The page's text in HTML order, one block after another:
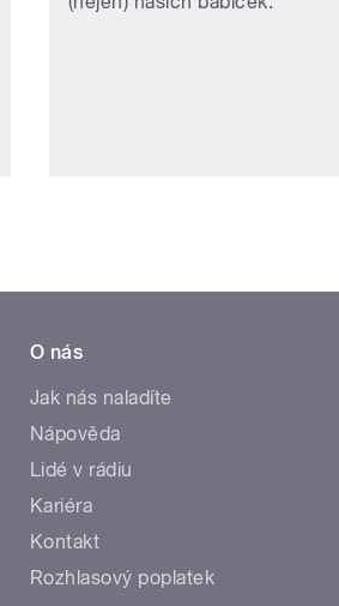
O nás
Jak nás naladíte
Nápověda
Lidé v rádiu
Kariéra
Kontakt
Rozhlasový poplatek